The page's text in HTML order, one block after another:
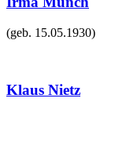
(geb. 15.05.1930)
Klaus Nietz